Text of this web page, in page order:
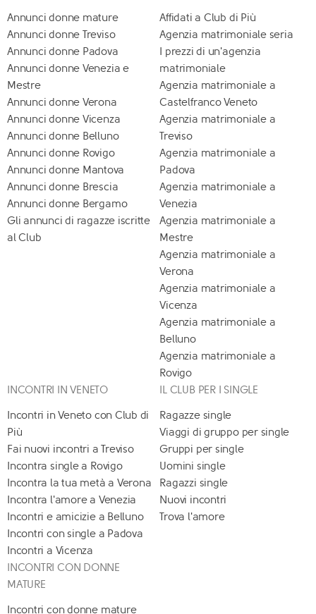
Annunci donne mature
Annunci donne Treviso
Annunci donne Padova
Annunci donne Venezia e
Mestre
Annunci donne Verona
Annunci donne Vicenza
Annunci donne Belluno
Annunci donne Rovigo
Annunci donne Mantova
Annunci donne Brescia
Annunci donne Bergamo
Gli annunci di ragazze iscritte
al Club
Affidati a Club di Più
Agenzia matrimoniale seria
I prezzi di un'agenzia
matrimoniale
Agenzia matrimoniale a
Castelfranco Veneto
Agenzia matrimoniale a
Treviso
Agenzia matrimoniale a
Padova
Agenzia matrimoniale a
Venezia
Agenzia matrimoniale a
Mestre
Agenzia matrimoniale a
Verona
Agenzia matrimoniale a
Vicenza
Agenzia matrimoniale a
Belluno
Agenzia matrimoniale a
Rovigo
INCONTRI IN VENETO
Incontri in Veneto con Club di
Più
Fai nuovi incontri a Treviso
Incontra single a Rovigo
Incontra la tua metà a Verona
Incontra l'amore a Venezia
Incontri e amicizie a Belluno
Incontri con single a Padova
Incontri a Vicenza
IL CLUB PER I SINGLE
Ragazze single
Viaggi di gruppo per single
Gruppi per single
Uomini single
Ragazzi single
Nuovi incontri
Trova l'amore
INCONTRI CON DONNE
MATURE
Incontri con donne mature